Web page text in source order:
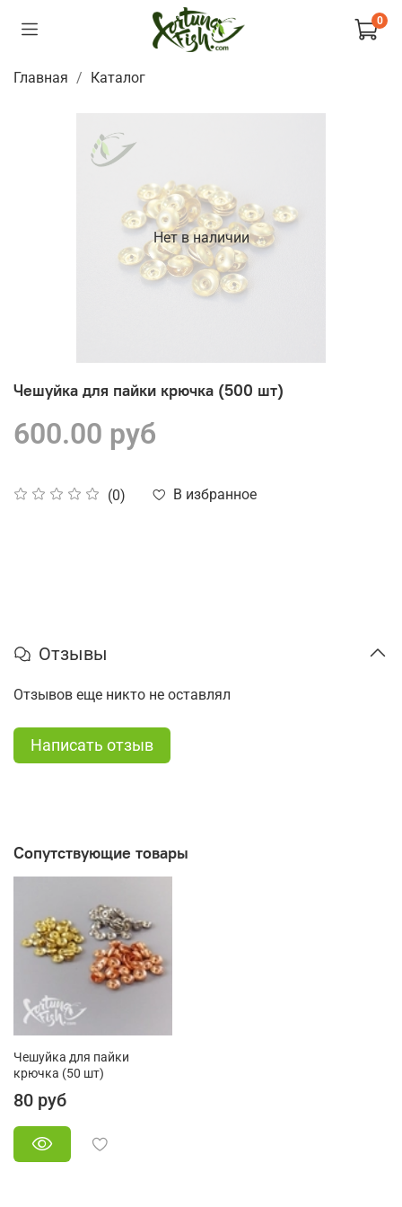
0
Главная Каталог
Нет в наличии
Чешуйка для пайки крючка (500 шт)
(0) В избранное
600.00 руб
Отзывы
Отзывов еще никто не оставлял
Написать отзыв
Сопутствующие товары
Чешуйка для пайки
крючка (50 шт)
80 руб